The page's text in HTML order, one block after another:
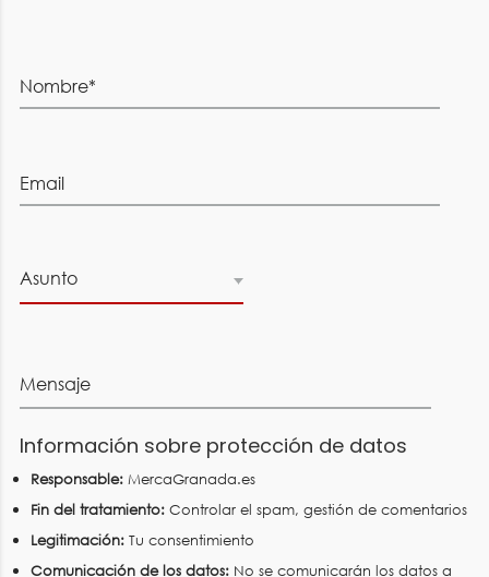
Nombre*
Email
Asunto
Mensaje
Información sobre protección de datos
Responsable: MercaGranada.es
Fin del tratamiento: Controlar el spam, gestión de comentarios
Legitimación: Tu consentimiento
Comunicación de los datos: No se comunicarán los datos a